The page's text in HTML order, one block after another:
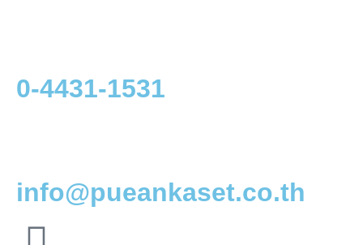
0-4431-1531
info@pueankaset.co.th